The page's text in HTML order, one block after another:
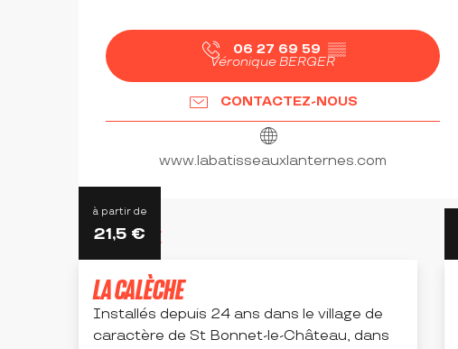
06 27 69 59 ▒▒
Véronique BERGER
CONTACTEZ-NOUS
www.labatisseauxlanternes.com
ADRESSE UTILE
à partir de
21,5 €
LA CALÈCHE
Installés depuis 24 ans dans le village de
caractère de St Bonnet-le-Château, dans